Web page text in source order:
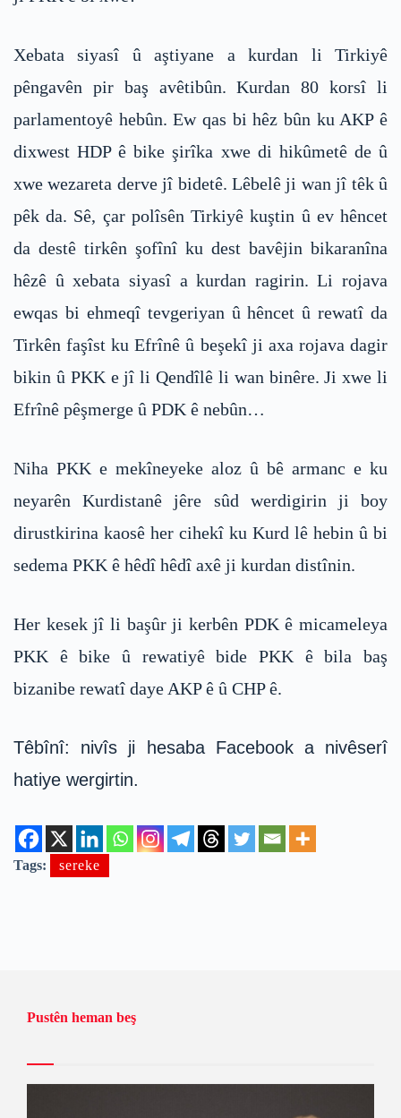
Xebata siyasî û aştiyane a kurdan li Tirkiyê
pêngavên pir baş avêtibûn. Kurdan 80 korsî li
parlamentoyê hebûn. Ew qas bi hêz bûn ku AKP ê
dixwest HDP ê bike şirîka xwe di hikûmetê de û
xwe wezareta derve jî bidetê. Lêbelê ji wan jî têk û
pêk da. Sê, çar polîsên Tirkiyê kuştin û ev hêncet
da destê tirkên şofînî ku dest bavêjin bikaranîna
hêzê û xebata siyasî a kurdan ragirin. Li rojava
ewqas bi ehmeqî tevgeriyan û hêncet û rewatî da
Tirkên faşîst ku Efrînê û beşekî ji axa rojava dagir
bikin û PKK e jî li Qendîlê li wan binêre. Ji xwe li
Efrînê pêşmerge û PDK ê nebûn…
Niha PKK e mekîneyeke aloz û bê armanc e ku
neyarên Kurdistanê jêre sûd werdigirin ji boy
dirustkirina kaosê her cihekî ku Kurd lê hebin û bi
sedema PKK ê hêdî hêdî axê ji kurdan distînin.
Her kesek jî li başûr ji kerbên PDK ê micameleya
PKK ê bike û rewatiyê bide PKK ê bila baş
bizanibe rewatî daye AKP ê û CHP ê.
Têbînî: nivîs ji hesaba Facebook a nivêserî
hatiye wergirtin.
Tags: sereke
Pustên heman beş